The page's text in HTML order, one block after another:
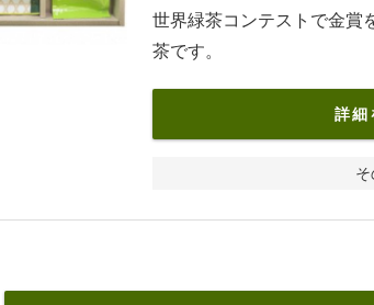
世界緑茶コンテストで金賞
茶です。
詳細
・煎茶セットかなた（100g）、